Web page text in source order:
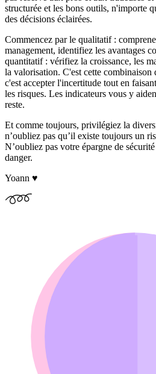
structurée et les bons outils, n'importe
des décisions éclairées.
Commencez par le qualitatif :
management, identifiez les avantages
quantitatif : vérifiez la croissance, les
la valorisation. C'est cette
c'est accepter l'incertitude tout en
les risques. Les indicateurs vous y
reste.
Et comme toujours, privilégiez la
n’oubliez pas qu’il existe toujours un
N’oubliez pas votre épargne de
danger.
Yoann ♥️